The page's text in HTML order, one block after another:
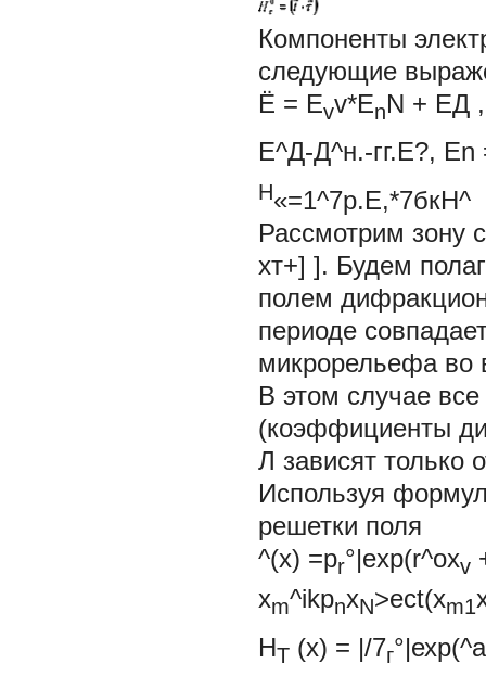
Компоненты
следующие
Ё = Evv*EnN + ЕД
Е^Д-Д^н.-гг.Е?,
Н«=1^7р.Е,*7бкН^
Рассмотрим зону
хт+] ]. Будем
полем
периоде
микрорельефа во
В этом случае все
(коэффициенты
Л зависят
Используя
решетки поля
^(х) =pr°|exp(r^oxv
xm^ikpnxN>ect(xm1
НТ (х) = |/7г°|ехр(^а